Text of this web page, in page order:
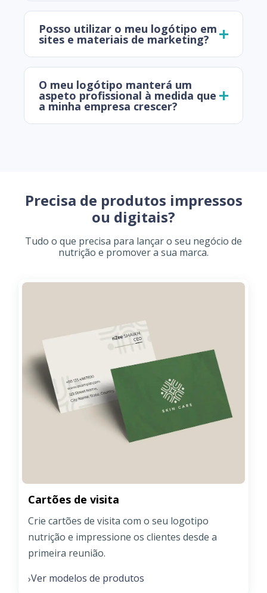
Posso utilizar o meu logótipo em
sites e materiais de marketing?
O meu logótipo manterá um
aspeto profissional à medida que
a minha empresa crescer?
Precisa de produtos impressos
ou digitais?
Tudo o que precisa para lançar o seu negócio de
nutrição e promover a sua marca.
Cartões de visita
Crie cartões de visita com o seu logotipo
nutrição e impressione os clientes desde a
primeira reunião.
›Ver modelos de produtos